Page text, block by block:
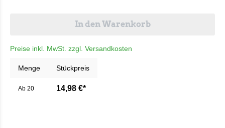
In den Warenkorb
Preise inkl. MwSt. zzgl. Versandkosten
Menge Stückpreis
Ab 20 14,98 €*